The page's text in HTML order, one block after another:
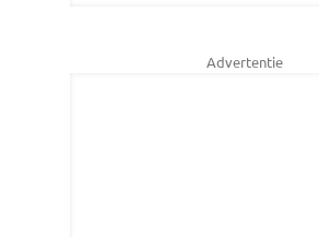
Advertentie